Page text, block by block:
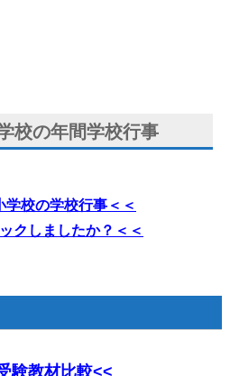
校の年間学校行事
学校の学校行事＜＜
クしましたか？＜＜
験教材比較<<